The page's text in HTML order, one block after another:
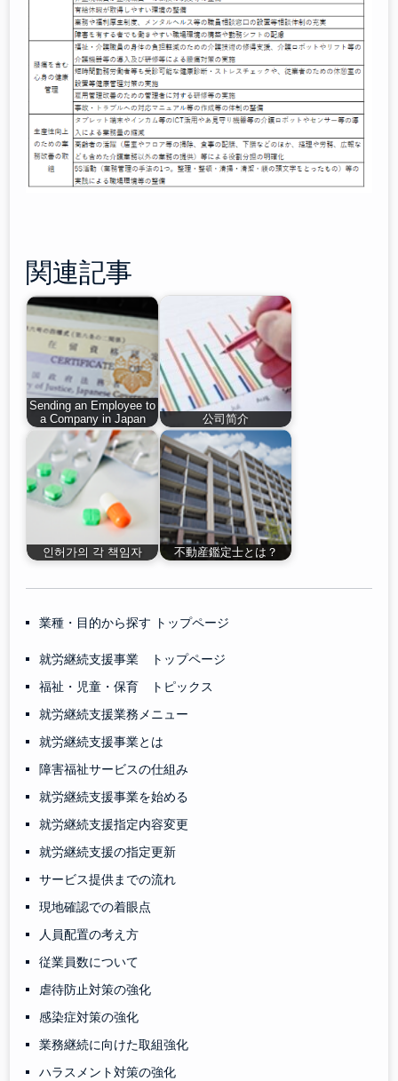
関連記事
Sending an Employee to
a Company in Japan
公司简介
인허가의 각 책임자 不動産鑑定士とは？
業種・目的から探す トップページ
就労継続支援事業 トップページ
福祉・児童・保育 トピックス
就労継続支援業務メニュー
就労継続支援事業とは
障害福祉サービスの仕組み
就労継続支援事業を始める
就労継続支援指定内容変更
就労継続支援の指定更新
サービス提供までの流れ
現地確認での着眼点
人員配置の考え方
従業員数について
虐待防止対策の強化
感染症対策の強化
業務継続に向けた取組強化
ハラスメント対策の強化